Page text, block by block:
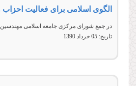
در جمع شورای مرکزی جامعه اسلامی مهندسین
تاریخ: 05 خرداد 1390